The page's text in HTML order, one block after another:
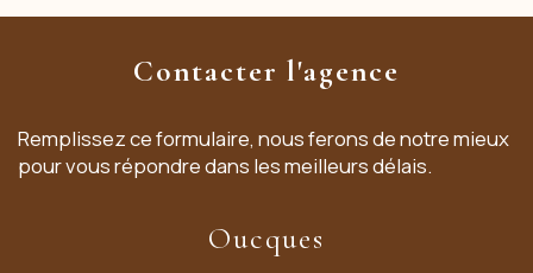
Contacter l'agence
Remplissez ce formulaire, nous ferons de notre mieux
pour vous répondre dans les meilleurs délais.
Oucques